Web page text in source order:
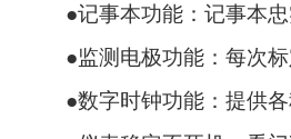
●记事本功能：记事本
●监测电极功能：每次
●数字时钟功能：提供各